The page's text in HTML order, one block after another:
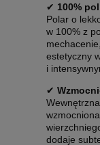
✔ 100%
Polar o
w 100% z
estetyczny
i
✔
dodaje